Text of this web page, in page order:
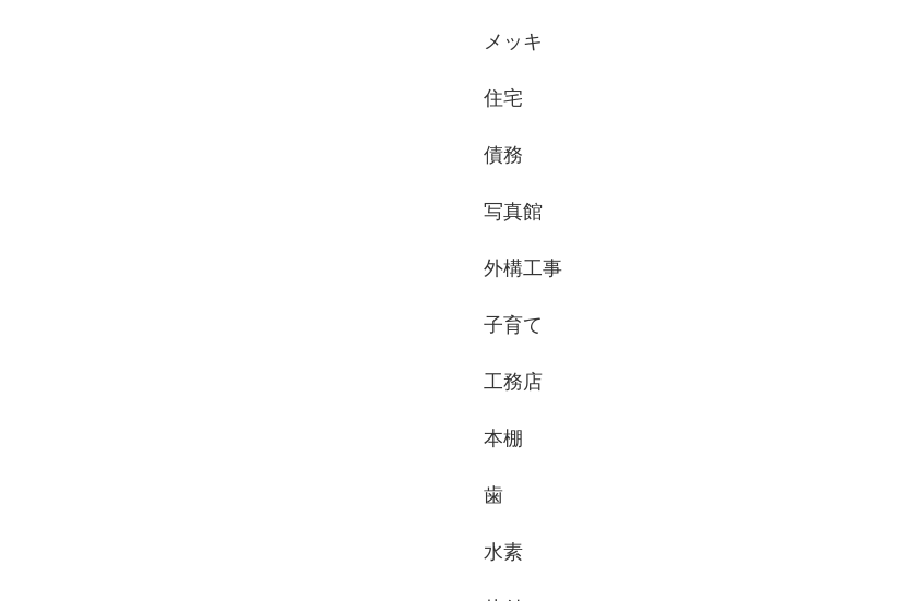
メッキ
住宅
債務
写真館
外構工事
子育て
工務店
本棚
歯
水素